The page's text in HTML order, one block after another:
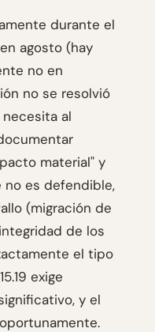
durante el
agosto (hay
no en
no se resolvió
al
material" y
no es defendible,
(migración de
de los
el tipo
exige
y el